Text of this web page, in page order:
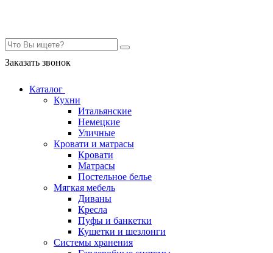
Заказать звонок
Каталог
Кухни
Итальянские
Немецкие
Уличные
Кровати и матрасы
Кровати
Матрасы
Постельное белье
Мягкая мебель
Диваны
Кресла
Пуфы и банкетки
Кушетки и шезлонги
Системы хранения